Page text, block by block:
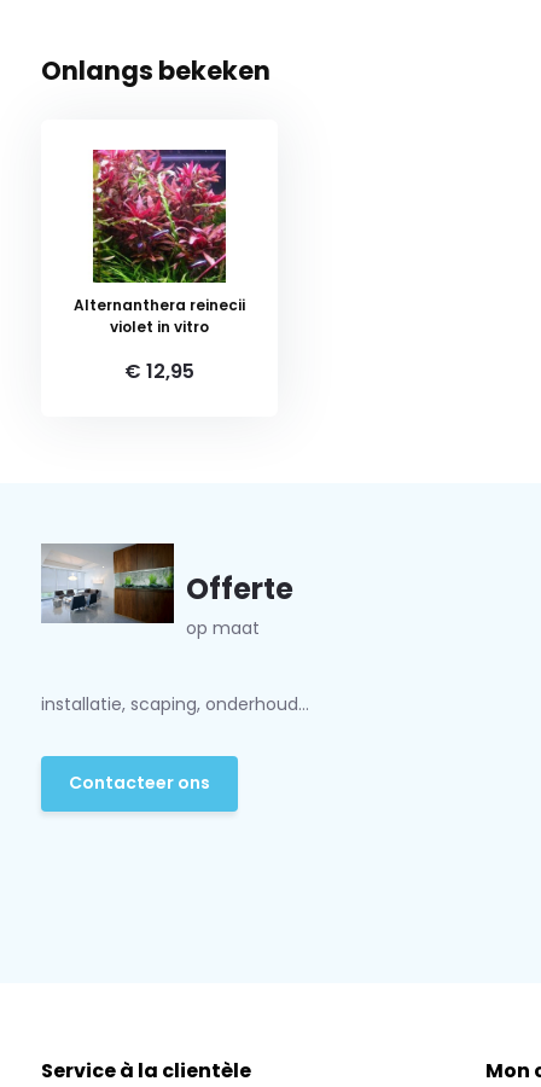
Onlangs bekeken
Alternanthera reinecii
violet in vitro
€ 12,95
Offerte
op maat
installatie, scaping, onderhoud...
Contacteer ons
Service à la clientèle Mon